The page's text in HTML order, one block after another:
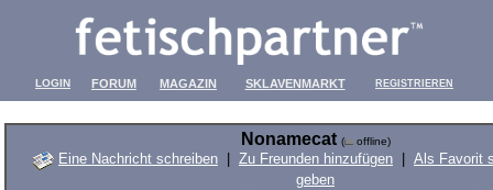
LOGIN FORUM MAGAZIN SKLAVENMARKT REGISTRIEREN
Nonamecat ( offline)
Eine Nachricht schreiben Zu Freunden hinzufügen
Als Favorit
geben